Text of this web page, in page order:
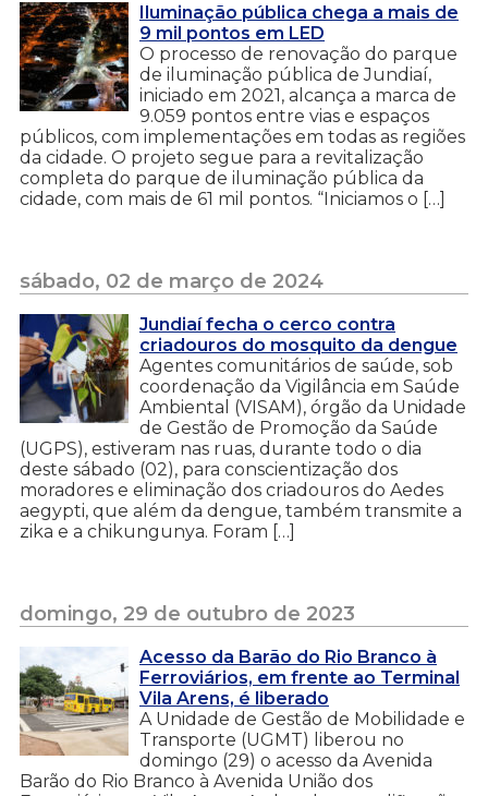
Iluminação pública chega a mais de
9 mil pontos em LED
O processo de renovação do parque
de iluminação pública de Jundiaí,
iniciado em 2021, alcança a marca de
9.059 pontos entre vias e espaços
públicos, com implementações em todas as regiões
da cidade. O projeto segue para a revitalização
completa do parque de iluminação pública da
cidade, com mais de 61 mil pontos. “Iniciamos o […]
sábado, 02 de março de 2024
Jundiaí fecha o cerco contra
criadouros do mosquito da dengue
Agentes comunitários de saúde, sob
coordenação da Vigilância em Saúde
Ambiental (VISAM), órgão da Unidade
de Gestão de Promoção da Saúde
(UGPS), estiveram nas ruas, durante todo o dia
deste sábado (02), para conscientização dos
moradores e eliminação dos criadouros do Aedes
aegypti, que além da dengue, também transmite a
zika e a chikungunya. Foram […]
domingo, 29 de outubro de 2023
Acesso da Barão do Rio Branco à
Ferroviários, em frente ao Terminal
Vila Arens, é liberado
A Unidade de Gestão de Mobilidade e
Transporte (UGMT) liberou no
domingo (29) o acesso da Avenida
Barão do Rio Branco à Avenida União dos